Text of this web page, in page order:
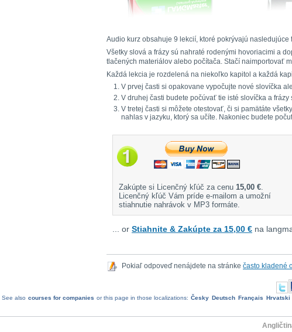
Audio kurz obsahuje 9 lekcií, ktoré pokrývajú
Všetky slová a frázy sú nahraté rodenými hovoriacimi a
tlačených materiálov alebo počítača. Stačí naimportovať
Každá lekcia je rozdelená na niekoľko kapitol a každá
V prvej časti si opakovane vypočujte nové slovíčka
V druhej časti budete počúvať tie isté slovíčka a
V tretej časti si môžete otestovať, či si pamätáte
nahlas v jazyku, ktorý sa učíte. Nakoniec budete
Zakúpte si Licenčný kľúč za cenu 15,00 €.
Licenčný kľúč Vám príde e-mailom a umožní
stiahnutie nahrávok v MP3 formáte.
... or Stiahnite & Zakúpte za 15,00 € na
Pokiaľ odpoveď nenájdete na stránke často kladené
See also courses for companies or this page in those localizations: Česky Deutsch Français Hrvatski